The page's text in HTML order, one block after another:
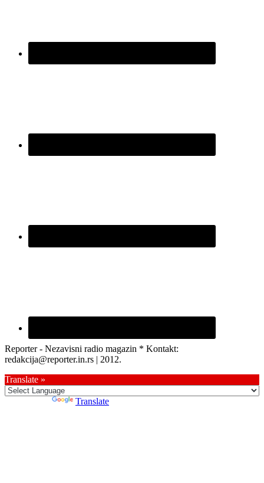
Reporter - Nezavisni radio magazin * Kontakt:
redakcija@reporter.in.rs | 2012.
Translate »
Translate